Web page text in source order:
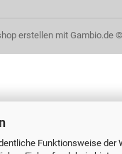
Funktionsweise der
erstellenmit Gambio.de